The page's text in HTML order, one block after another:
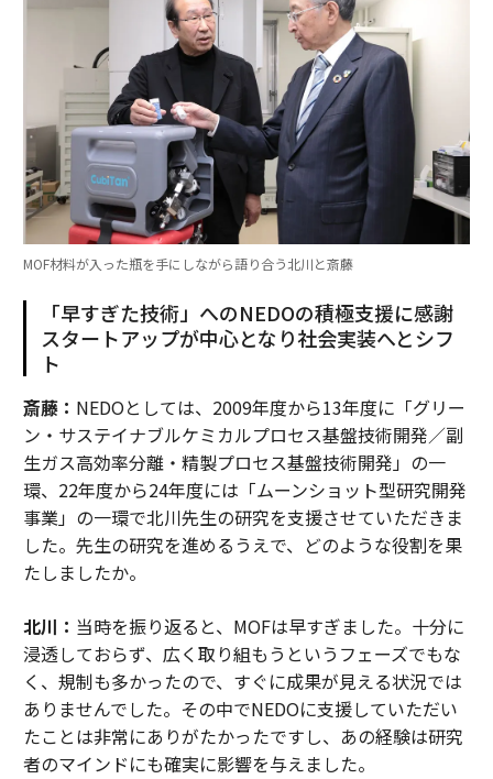
MOF材料が入った瓶を手にしながら語り合う北川と斎藤
「早すぎた技術」へのNEDOの積極支援に感謝
スタートアップが中心となり社会実装へとシフ
ト
斎藤： NEDOとしては、2009年度から13年度に「グリー
ン・サステイナブルケミカルプロセス基盤技術開発／副
生ガス高効率分離・精製プロセス基盤技術開発」の一
環、22年度から24年度には「ムーンショット型研究開発
事業」の一環で北川先生の研究を支援させていただきま
した。先生の研究を進めるうえで、どのような役割を果
たしましたか。
北川： 当時を振り返ると、MOFは早すぎました。十分に
浸透しておらず、広く取り組もうというフェーズでもな
く、規制も多かったので、すぐに成果が見える状況では
ありませんでした。その中でNEDOに支援していただい
たことは非常にありがたかったですし、あの経験は研究
者のマインドにも確実に影響を与えました。